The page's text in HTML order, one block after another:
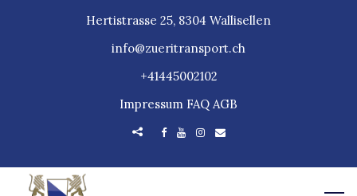
Hertistrasse 25, 8304 Wallisellen
info@zueritransport.ch
+41445002102
Impressum FAQ AGB